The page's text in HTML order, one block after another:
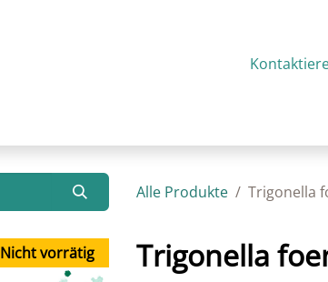
Alle Produkte Trigonella
Nicht vorrätig Trigonella